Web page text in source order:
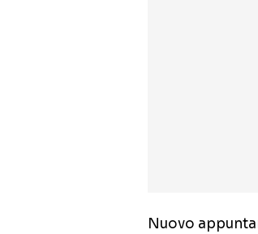
Nuovo